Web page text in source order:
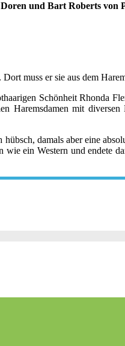
und Bart Roberts von
muss er sie aus dem
Schönheit Rhonda
Haremsdamen mit
damals aber eine
ein Western und endete